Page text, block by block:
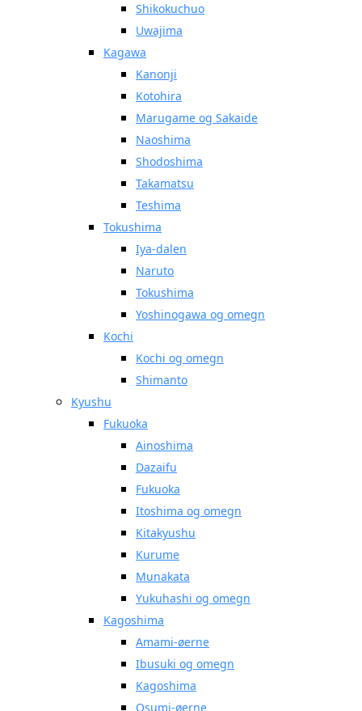
Shikokuchuo
Uwajima
Kagawa
Kanonji
Kotohira
Marugame og Sakaide
Naoshima
Shodoshima
Takamatsu
Teshima
Tokushima
Iya-dalen
Naruto
Tokushima
Yoshinogawa og omegn
Kochi
Kochi og omegn
Shimanto
Kyushu
Fukuoka
Ainoshima
Dazaifu
Fukuoka
Itoshima og omegn
Kitakyushu
Kurume
Munakata
Yukuhashi og omegn
Kagoshima
Amami-øerne
Ibusuki og omegn
Kagoshima
Osumi-øerne